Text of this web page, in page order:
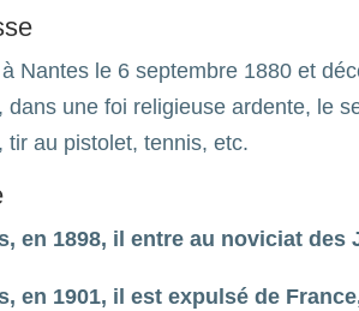
Nantes le 6 septembre 1880 et
dans une foi religieuse ardente, le
tir au pistolet, tennis, etc.
en 1898, il entre au noviciat des
en 1901, il est expulsé de